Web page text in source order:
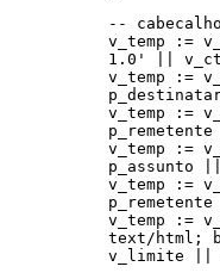
--
v_temp :=
1.0' ||
v_temp :=
v_temp :=
v_temp :=
p_assunto
v_temp :=
v_temp :=
text/html;
v_limite ||